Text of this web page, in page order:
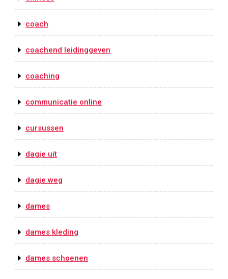
coach
coachend leidinggeven
coaching
communicatie online
cursussen
dagje uit
dagje weg
dames
dames kleding
dames schoenen